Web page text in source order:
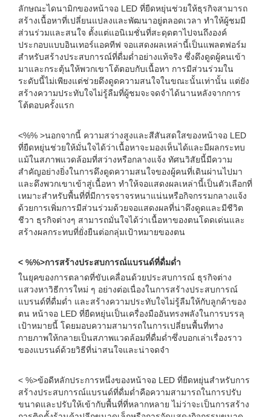
ลักษณะไดนามิกของหน้าจอ LED ที่ยืดหยุ่นช่วยให้ธุรกิจสามารถ
สร้างเนื้อหาที่เปลี่ยนแปลงและพัฒนาอยู่ตลอดเวลา ทำให้ผู้ชมมี
ส่วนร่วมและสนใจ ตั้งแต่แอนิเมชั่นที่สะดุดตาไปจนถึงองค์
ประกอบแบบอินเทอร์แอคทีฟ จอแสดงผลเหล่านี้เป็นแพลตฟอร์ม
สำหรับสร้างประสบการณ์ที่ดื่มด่ำอย่างแท้จริง ซึ่งดึงดูดผู้คนเข้า
มาและกระตุ้นให้พวกเขาโต้ตอบกับเนื้อหา การมีส่วนร่วมใน
ระดับนี้ไม่เพียงแต่ช่วยดึงดูดความสนใจในขณะนั้นเท่านั้น แต่ยัง
สร้างความประทับใจไม่รู้ลืมที่ผู้ชมจะจดจำได้นานหลังจากการ
โต้ตอบครั้งแรก
<%% >นอกจากนี้ ความสว่างสูงและสีสันสดใสของหน้าจอ LED
ที่ยืดหยุ่นช่วยให้มั่นใจได้ว่าเนื้อหาจะมองเห็นได้และมีผลกระทบ
แม้ในสภาพแวดล้อมที่สว่างหรือกลางแจ้ง ทัศนวิสัยนี้มีความ
สำคัญอย่างยิ่งในการดึงดูดความสนใจของผู้คนที่เดินผ่านไปมา
และดึงพวกเขาเข้าสู่เนื้อหา ทำให้จอแสดงผลเหล่านี้เป็นตัวเลือกที่
เหมาะสำหรับพื้นที่ที่มีการจราจรหนาแน่นหรือกิจกรรมกลางแจ้ง
ด้วยการเพิ่มการมีส่วนร่วมด้วยจอแสดงผลที่น่าดึงดูดและมีชีวิต
ชีวา ธุรกิจต่างๆ สามารถมั่นใจได้ว่าเนื้อหาของตนโดดเด่นและ
สร้างผลกระทบที่ยั่งยืนต่อกลุ่มเป้าหมายของตน
< %%>การสร้างประสบการณ์แบรนด์ที่ดื่มด่ำ
ในยุคของการตลาดที่ขับเคลื่อนด้วยประสบการณ์ ธุรกิจต่าง
แสวงหาวิธีการใหม่ ๆ อย่างต่อเนื่องในการสร้างประสบการณ์
แบรนด์ที่ดื่มด่ำ และสร้างความประทับใจไม่รู้ลืมให้กับลูกค้าของ
ตน หน้าจอ LED ที่ยืดหยุ่นเป็นเครื่องมืออันทรงพลังในการบรรลุ
เป้าหมายนี้ โดยมอบความสามารถในการเปลี่ยนพื้นที่ทาง
กายภาพให้กลายเป็นสภาพแวดล้อมที่ดื่มด่ำซึ่งบอกเล่าเรื่องราว
ของแบรนด์ด้วยวิธีที่น่าสนใจและน่าจดจำ
< %>ข้อดีหลักประการหนึ่งของหน้าจอ LED ที่ยืดหยุ่นสำหรับการ
สร้างประสบการณ์แบรนด์ที่ดื่มด่ำคือความสามารถในการปรับ
ขนาดและปรับให้เข้ากับพื้นที่ที่หลากหลาย ไม่ว่าจะเป็นการสร้าง